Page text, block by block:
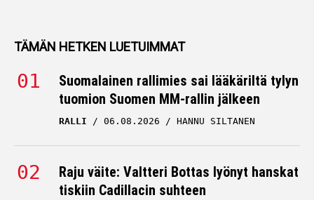
TÄMÄN HETKEN LUETUIMMAT
Suomalainen rallimies sai lääkäriltä tylyn
tuomion Suomen MM-rallin jälkeen
RALLI 06.08.2026 HANNU SILTANEN
Raju väite: Valtteri Bottas lyönyt hanskat
tiskiin Cadillacin suhteen